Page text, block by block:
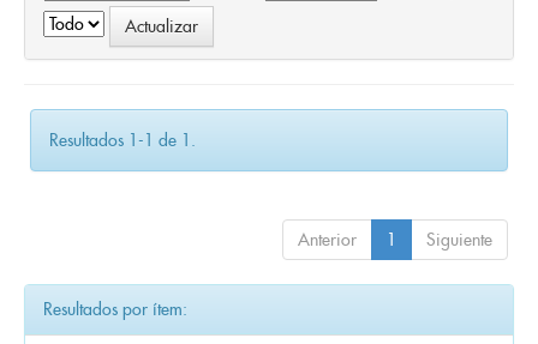
Resultados 1-1 de 1.
Anterior 1 Siguiente
Resultados por ítem: